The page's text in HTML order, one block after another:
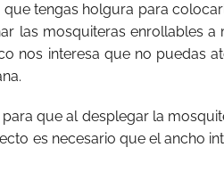
que tengas holgura para
las mosquiteras enrollables a
nos interesa que no puedas
que al desplegar la
es necesario que el ancho